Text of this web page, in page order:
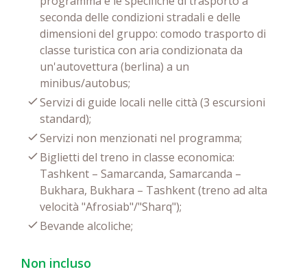
seconda delle condizioni stradali e delle
dimensioni del gruppo: comodo trasporto di
classe turistica con aria condizionata da
un'autovettura (berlina) a un
minibus/autobus;
Servizi di guide locali nelle città (3 escursioni
standard);
Servizi non menzionati nel programma;
Biglietti del treno in classe economica:
Tashkent – Samarcanda, Samarcanda –
Bukhara, Bukhara – Tashkent (treno ad alta
velocità "Afrosiab"/"Sharq");
Bevande alcoliche;
Non incluso